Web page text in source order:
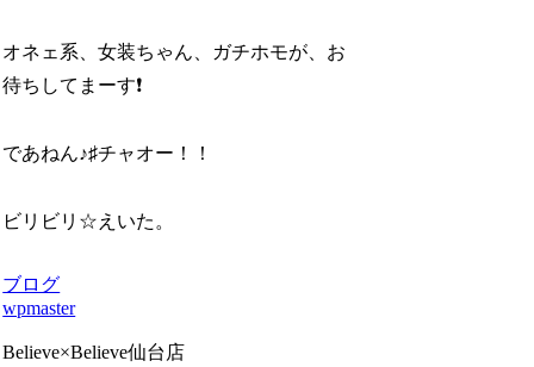
オネェ系、女装ちゃん、ガチホモが、お
待ちしてまーす❗
であねん♪♯チャオー！！
ビリビリ☆えいた。
ブログ
wpmaster
Believe×Believe仙台店